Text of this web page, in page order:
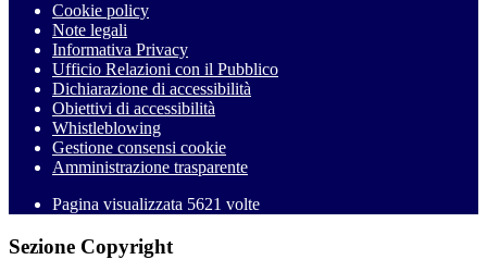
Cookie policy
Note legali
Informativa Privacy
Ufficio Relazioni con il Pubblico
Dichiarazione di accessibilità
Obiettivi di accessibilità
Whistleblowing
Gestione consensi cookie
Amministrazione trasparente
Pagina visualizzata 5621 volte
Sezione Copyright